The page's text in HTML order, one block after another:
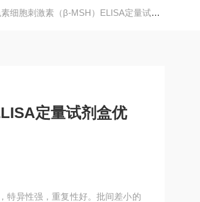
刺激素（β-MSH）ELISA定量试剂盒优质厂家
定量试剂盒优
特异性强，重复性好。批间差小的